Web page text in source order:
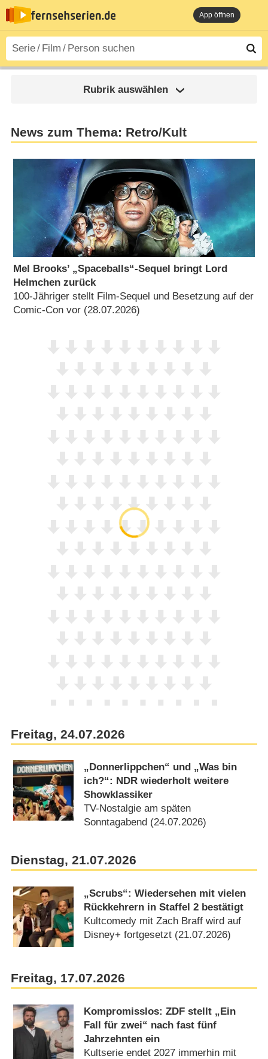
App öffnen
Rubrik auswählen
News zum Thema: Retro/Kult
Mel Brooks’ „Spaceballs“-Sequel bringt Lord
Helmchen zurück
100-Jähriger stellt Film-Sequel und Besetzung auf der
Comic-Con vor (28.07.2026)
Freitag, 24.07.2026
„Donnerlippchen“ und „Was bin
ich?“: NDR wiederholt weitere
Showklassiker
TV-Nostalgie am späten
Sonntagabend (24.07.2026)
Dienstag, 21.07.2026
„Scrubs“: Wiedersehen mit vielen
Rückkehrern in Staffel 2 bestätigt
Kultcomedy mit Zach Braff wird auf
Disney+ fortgesetzt (21.07.2026)
Freitag, 17.07.2026
Kompromisslos: ZDF stellt „Ein
Fall für zwei“ nach fast fünf
Jahrzehnten ein
Kultserie endet 2027 immerhin mit